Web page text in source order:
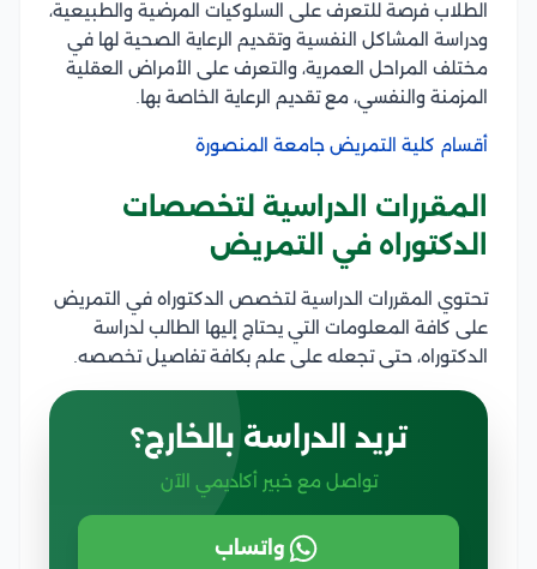
الطلاب فرصة للتعرف على السلوكيات المرضية والطبيعية،
ودراسة المشاكل النفسية وتقديم الرعاية الصحية لها في
مختلف المراحل العمرية، والتعرف على الأمراض العقلية
المزمنة والنفسي، مع تقديم الرعاية الخاصة بها.
أقسام كلية التمريض جامعة المنصورة
المقررات الدراسية لتخصصات
الدكتوراه في التمريض
تحتوي المقررات الدراسية لتخصص الدكتوراه في التمريض
على كافة المعلومات التي يحتاج إليها الطالب لدراسة
الدكتوراه، حتى تجعله على علم بكافة تفاصيل تخصصه.
تريد الدراسة بالخارج؟
تواصل مع خبير أكاديمي الآن
واتساب